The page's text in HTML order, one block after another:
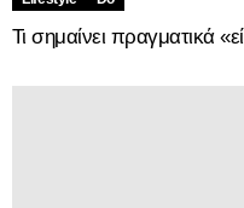
Τι σημαίνει πραγματικά